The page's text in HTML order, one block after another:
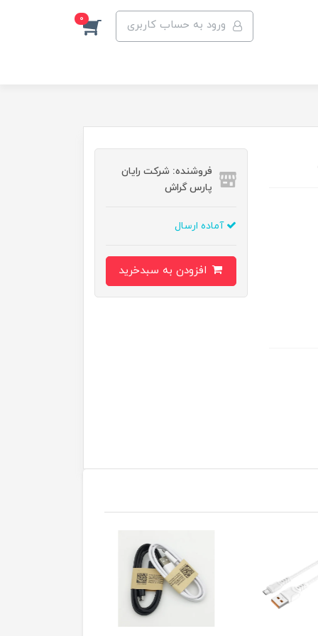
ورود به حساب کاربری 0
فروشنده: شرکت رایان
پارس گراش
آماده ارسال